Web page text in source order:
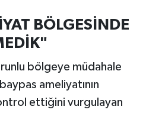
BÖLGESİNDE
bölgeye müdahale
ameliyatının
ettiğini vurgulayan